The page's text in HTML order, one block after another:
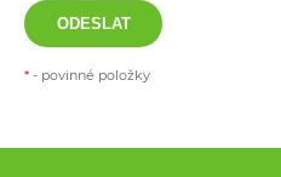
ODESLAT
* - povinné položky